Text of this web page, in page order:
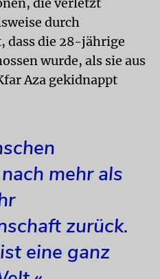
durch
dass die 28-jährige
wurde, als sie aus
Aza gekidnappt
mehr als
zurück.
eine ganz